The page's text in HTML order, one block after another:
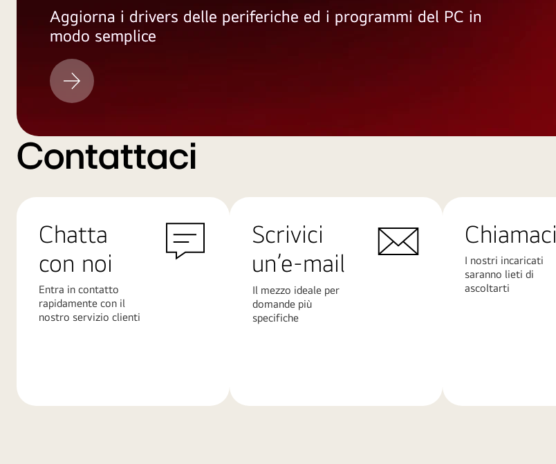
Aggiorna i drivers delle periferiche ed i programmi del PC in
modo semplice
Aggiornamento
LG
Contattaci
Chatta
con noi
Entra in contatto
rapidamente con il
nostro servizio clienti
Scrivici
un’e-mail
Il mezzo ideale per
domande più
specifiche
Chiamaci
I nostri incaricati
saranno lieti di
ascoltarti